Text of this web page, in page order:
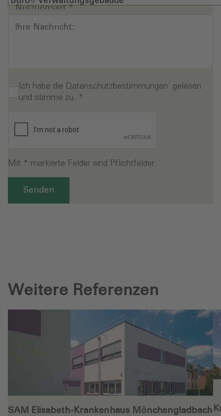
Nutzungsart*
Ihre Nachricht:
Ich habe die Datenschutzbestimmungen gelesen
und stimme zu. *
Mit * markierte Felder sind Pflichtfelder.
Senden
Weitere Referenzen
SAM Elisabeth-Krankenhaus Mönchengladbach‎